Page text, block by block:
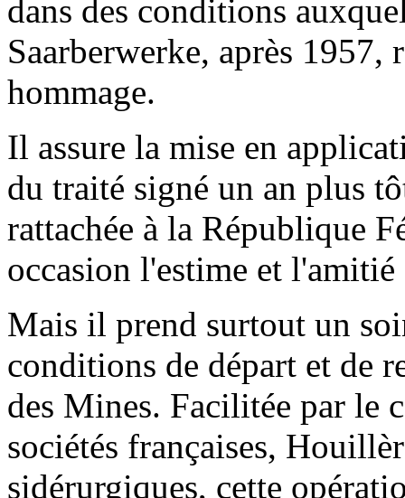
dans des conditions
Saarberwerke, après
hommage.
Il assure la mise en
du traité signé un an plus
rattachée à la République
occasion l'estime et
Mais il prend surtout un
conditions de départ et de
des Mines. Facilitée par le
sociétés françaises,
sidérurgiques, cette